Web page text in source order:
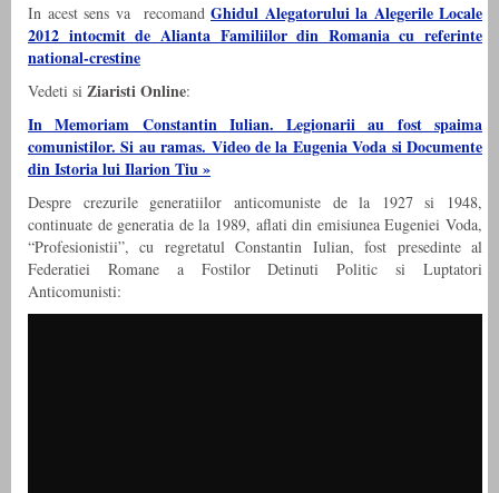
In acest sens va recomand Ghidul Alegatorului la Alegerile Locale
2012 intocmit de Alianta Familiilor din Romania cu referinte
national-crestine
Vedeti si Ziaristi Online:
In Memoriam Constantin Iulian. Legionarii au fost spaima
comunistilor. Si au ramas. Video de la Eugenia Voda si Documente
din Istoria lui Ilarion Tiu »
Despre crezurile generatiilor anticomuniste de la 1927 si 1948,
continuate de generatia de la 1989, aflati din emisiunea Eugeniei Voda,
“Profesionistii”, cu regretatul Constantin Iulian, fost presedinte al
Federatiei Romane a Fostilor Detinuti Politic si Luptatori
Anticomunisti: